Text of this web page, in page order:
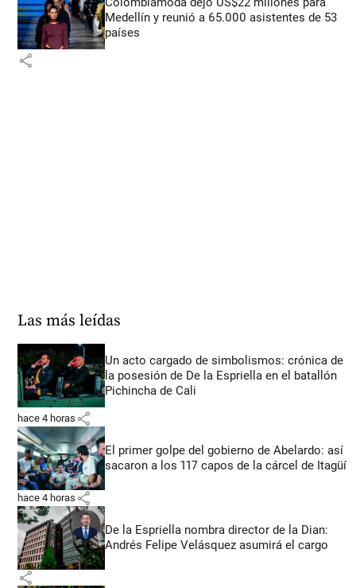
Medellín y reunió a 65.000 asistentes de 53
países
share
Las más leídas
Un acto cargado de simbolismos: crónica de
la posesión de De la Espriella en el batallón
Pichincha de Cali
hace 4 horas share
El primer golpe del gobierno de Abelardo: así
sacaron a los 117 capos de la cárcel de Itagüí
hace 4 horas share
De la Espriella nombra director de la Dian:
Andrés Felipe Velásquez asumirá el cargo
share